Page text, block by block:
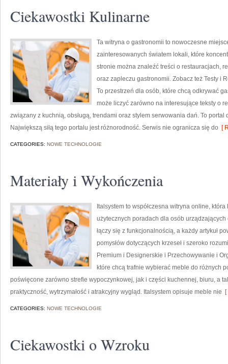
Ciekawostki Kulinarne
Ta witryna o gastronomii to nowoczesne
zainteresowanych światem lokali, które
stronie można znaleźć treści o restauracjach,
oraz zapleczu gastronomii. Zobacz też Testy i
To przestrzeń dla osób, które chcą odkrywać
może liczyć zarówno na interesujące teksty o
związany z kuchnią, obsługą, trendami oraz stylem serwowania dań. To
Największą siłą tego portalu jest różnorodność. Serwis nie ogranicza się do [
CATEGORIES: NOWE TECHNOLOGIE
Materiały i Wykończenia
Italsystem to współczesna witryna online,
użytecznych poradach dla osób
łączy się z funkcjonalnością, a każdy artykuł
pomysłów dotyczących krzeseł i szeroko
Premium i Designerskie i Przechowywanie i
które chcą trafnie wybierać meble do różnych
poświęcone zarówno strefie wypoczynkowej, jak i części kuchennej, biuru, a
praktyczność, wytrzymałość i atrakcyjny wygląd. Italsystem opisuje meble nie
CATEGORIES: NOWE TECHNOLOGIE
Ciekawostki o Wzroku